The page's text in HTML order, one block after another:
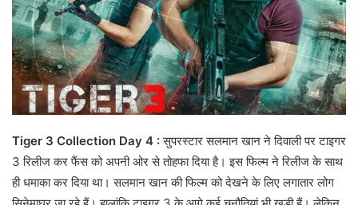
Tiger 3 Collection Day 4 :सुपरस्टार सलमान खान ने दिवाली पर टाइगर
3 रिलीज कर फैंस को अपनी ओर से तोहफा दिया है। इस फिल्म ने रिलीज के साथ
ही धमाका कर दिया था। सलमान खान की फिल्म को देखने के लिए लगातार लोग